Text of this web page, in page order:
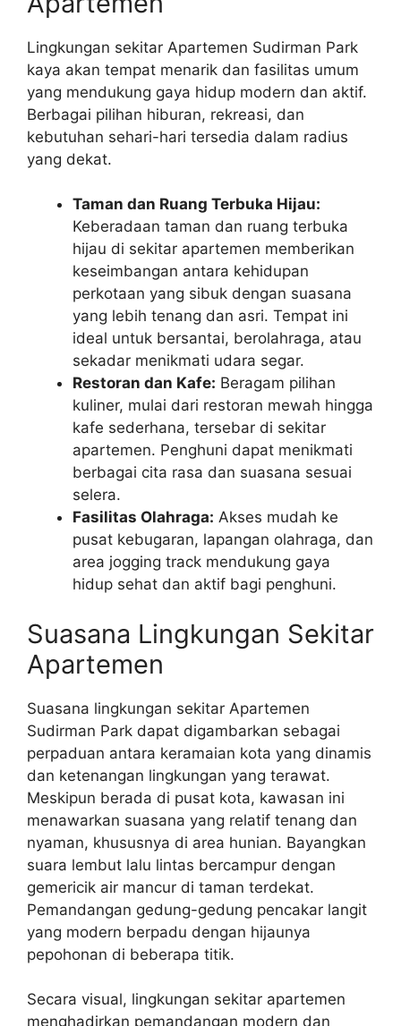
Lingkungan sekitar Apartemen Sudirman Park
kaya akan tempat menarik dan fasilitas umum
yang mendukung gaya hidup modern dan aktif.
Berbagai pilihan hiburan, rekreasi, dan
kebutuhan sehari-hari tersedia dalam radius
yang dekat.
Taman dan Ruang Terbuka Hijau:
Keberadaan taman dan ruang terbuka
hijau di sekitar apartemen memberikan
keseimbangan antara kehidupan
perkotaan yang sibuk dengan suasana
yang lebih tenang dan asri. Tempat ini
ideal untuk bersantai, berolahraga, atau
sekadar menikmati udara segar.
Restoran dan Kafe: Beragam pilihan
kuliner, mulai dari restoran mewah hingga
kafe sederhana, tersebar di sekitar
apartemen. Penghuni dapat menikmati
berbagai cita rasa dan suasana sesuai
selera.
Fasilitas Olahraga: Akses mudah ke
pusat kebugaran, lapangan olahraga, dan
area jogging track mendukung gaya
hidup sehat dan aktif bagi penghuni.
Suasana Lingkungan Sekitar
Apartemen
Suasana lingkungan sekitar Apartemen
Sudirman Park dapat digambarkan sebagai
perpaduan antara keramaian kota yang dinamis
dan ketenangan lingkungan yang terawat.
Meskipun berada di pusat kota, kawasan ini
menawarkan suasana yang relatif tenang dan
nyaman, khususnya di area hunian. Bayangkan
suara lembut lalu lintas bercampur dengan
gemericik air mancur di taman terdekat.
Pemandangan gedung-gedung pencakar langit
yang modern berpadu dengan hijaunya
pepohonan di beberapa titik.
Secara visual, lingkungan sekitar apartemen
menghadirkan pemandangan modern dan